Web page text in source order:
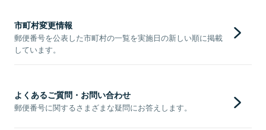
市町村変更情報
郵便番号を公表した市町村の一覧を実施日の新しい順に掲載
しています。
よくあるご質問・お問い合わせ
郵便番号に関するさまざまな疑問にお答えします。